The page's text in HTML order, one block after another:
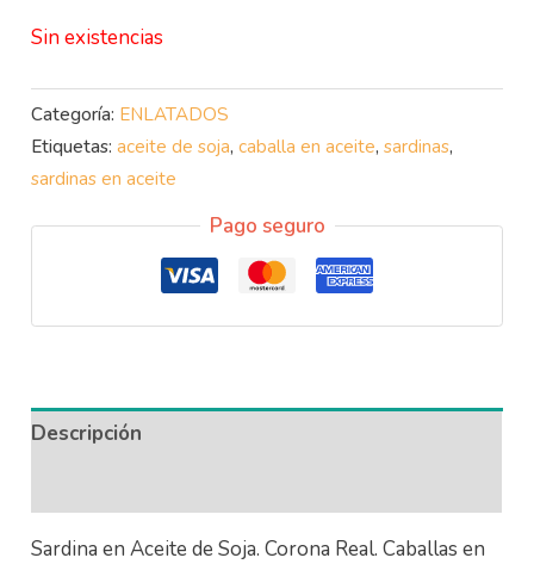
Sin existencias
Categoría: ENLATADOS
Etiquetas:aceite de soja,caballa en aceite,sardinas,
sardinas en aceite
Pago seguro
Descripción
Sardina en Aceite de Soja. Corona Real. Caballas en